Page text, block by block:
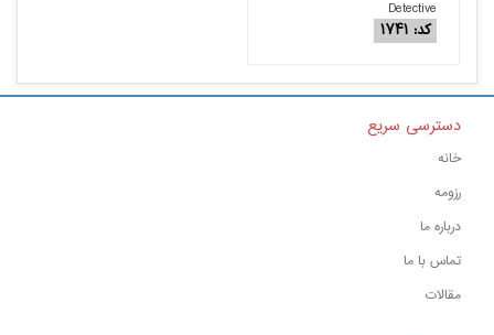
Detective
کد: ۱۷۴۱
دسترسی سریع
خانه
رزومه
درباره ما
تماس با ما
مقالات